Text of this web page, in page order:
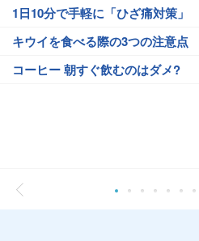
1日10分で手軽に「ひざ痛対策」
キウイを食べる際の3つの注意点
コーヒー 朝すぐ飲むのはダメ?